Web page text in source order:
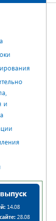
и
14.08
28.08